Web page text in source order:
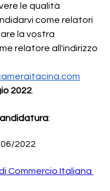
le qualità
come relatori
la vostra
relatore all'indirizzo
2022
:
2022
Commercio Italiana